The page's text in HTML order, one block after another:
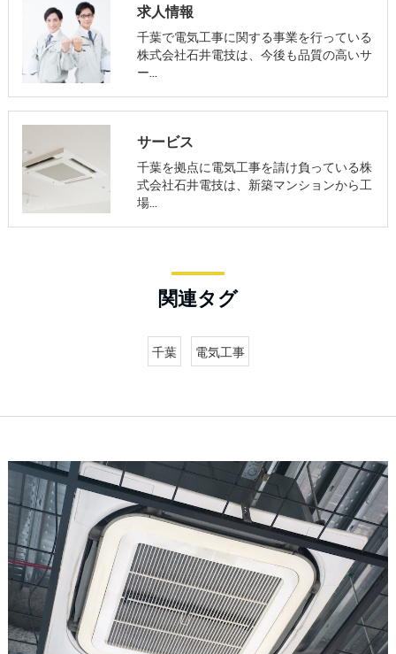
求人情報
千葉で電気工事に関する事業を行っている
株式会社石井電技は、今後も品質の高いサ
ー…
サービス
千葉を拠点に電気工事を請け負っている株
式会社石井電技は、新築マンションから工
場…
関連タグ
千葉 電気工事